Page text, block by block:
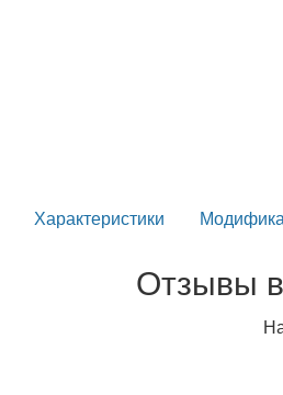
Характеристики
Отзывы